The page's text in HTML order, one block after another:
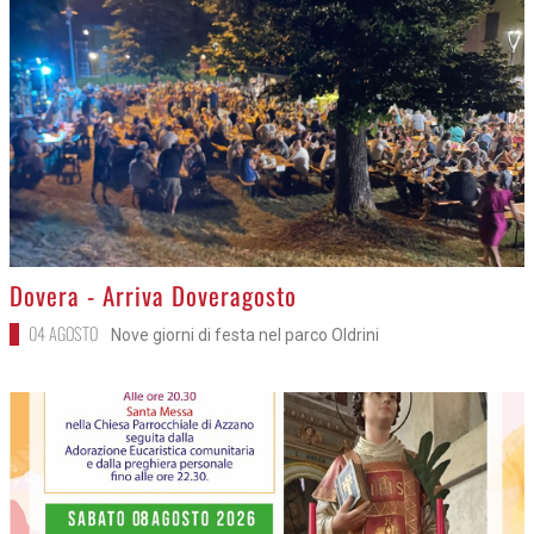
>
Dovera - Arriva Doveragosto
04 AGOSTO Nove giorni di festa nel parco Oldrini